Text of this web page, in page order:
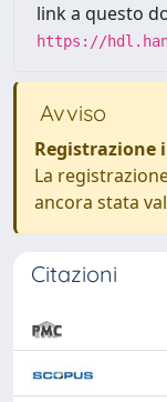
link a questo
https://
Avviso
Registrazione
La
ancora stata
Citazioni